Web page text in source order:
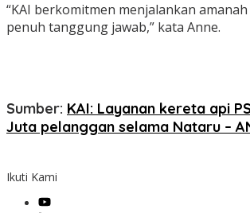
“KAI berkomitmen menjalankan
penuh tanggung jawab,” kata Anne.
Sumber: KAI: Layanan kereta api
Juta pelanggan selama Nataru –
Ikuti Kami